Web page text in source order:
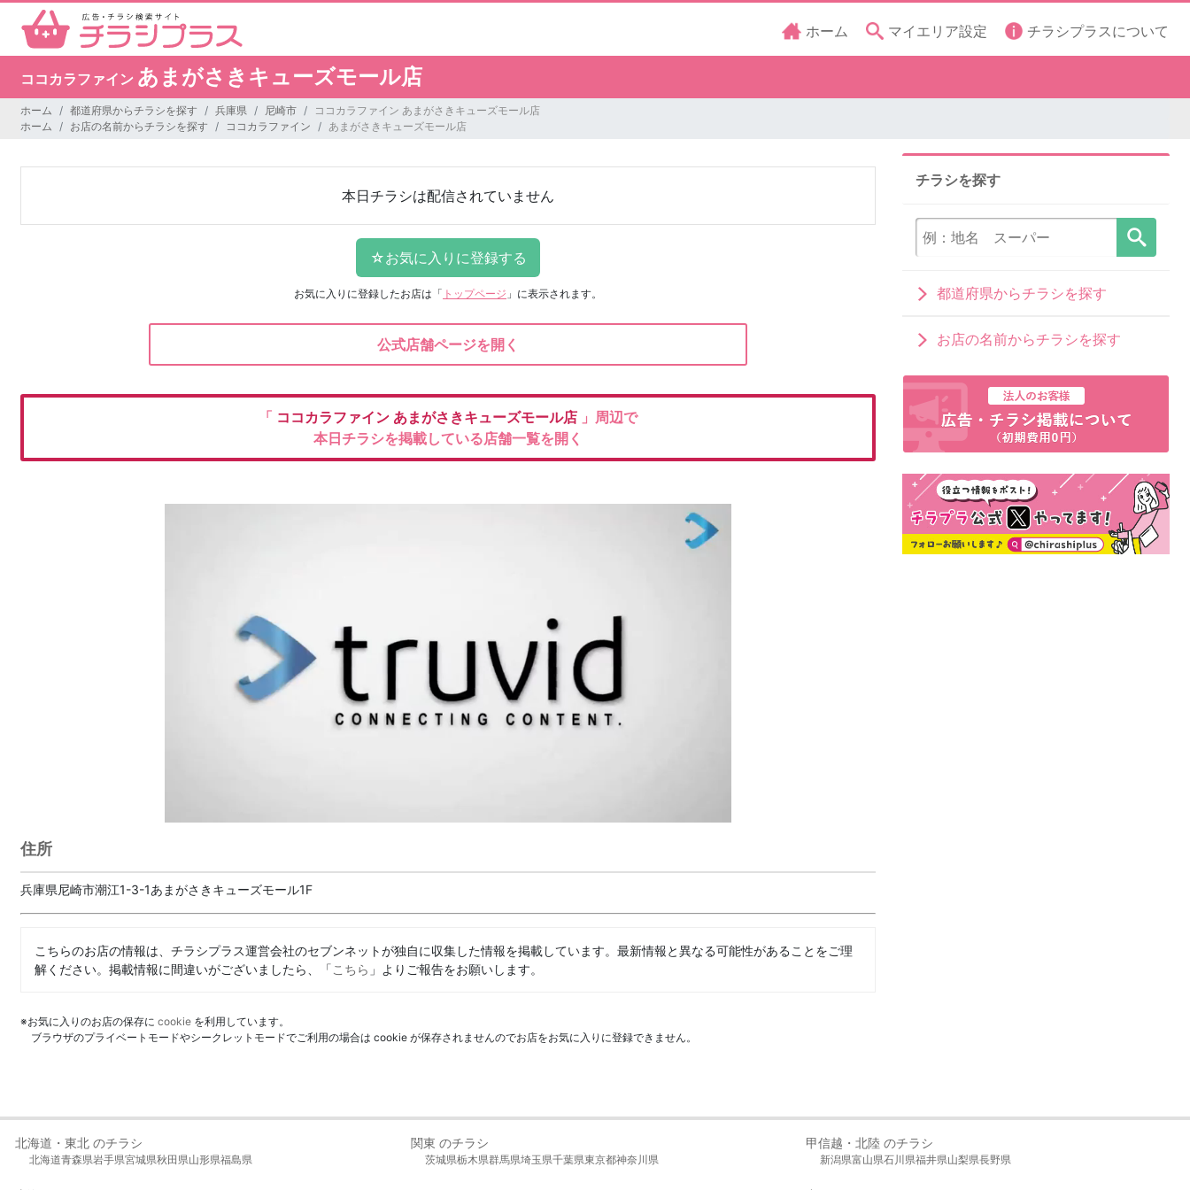
ホーム マイエリア設定 チラシプラスについて
ココカラファイン あまがさきキューズモール店
ホーム 都道府県からチラシを探す 兵庫県 尼崎市
ココカラファイン あまがさきキューズモール店
ホーム
お店の名前からチラシを探す ココカラファイン あまがさきキューズモール店
本日チラシは配信されていません
お気に入りに登録したお店は 「 トップページ 」に表示されます。
公式店舗ページを開く
「 ココカラファイン あまがさきキューズモール店 」周辺で
本日チラシを掲載している店舗一覧を開く
住所
兵庫県尼崎市潮江1-3-1あまがさきキューズモール1F
こちらのお店の情報は、チラシプラス運営会社のセブンネットが独自に収集した情報を掲載しています。最新情報と異なる可能性があることをご理
解ください。掲載情報に間違いがございましたら、「こちら 」よりご報告をお願いします。
※お気に入りのお店の保存に cookie を利用しています。
ブラウザのプライベートモードやシークレットモードでご利用の場合は cookie が保存されませんのでお店をお気に入りに登録できません。
チラシを探す
都道府県からチラシを探す
お店の名前からチラシを探す
北海道・東北 のチラシ
北海道青森県岩手県宮城県秋田県山形県福島県
関東 のチラシ
茨城県栃木県群馬県埼玉県千葉県東京都神奈川県
甲信越・北陸 のチラシ
新潟県富山県石川県福井県山梨県長野県